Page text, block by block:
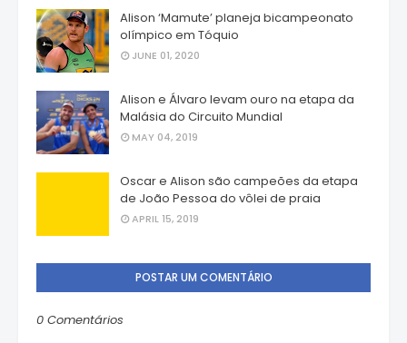
Alison ‘Mamute’ planeja bicampeonato
olímpico em Tóquio
JUNE 01, 2020
Alison e Álvaro levam ouro na etapa da
Malásia do Circuito Mundial
MAY 04, 2019
Oscar e Alison são campeões da etapa
de João Pessoa do vôlei de praia
APRIL 15, 2019
POSTAR UM COMENTÁRIO
0 Comentários